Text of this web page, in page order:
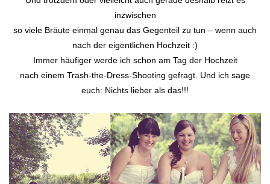
inzwischen
so viele Bräute einmal genau das Gegenteil zu tun – wenn auch
nach der eigentlichen Hochzeit :)
Immer häufiger werde ich schon am Tag der Hochzeit
nach einem Trash-the-Dress-Shooting gefragt. Und ich sage
euch: Nichts lieber als das!!!